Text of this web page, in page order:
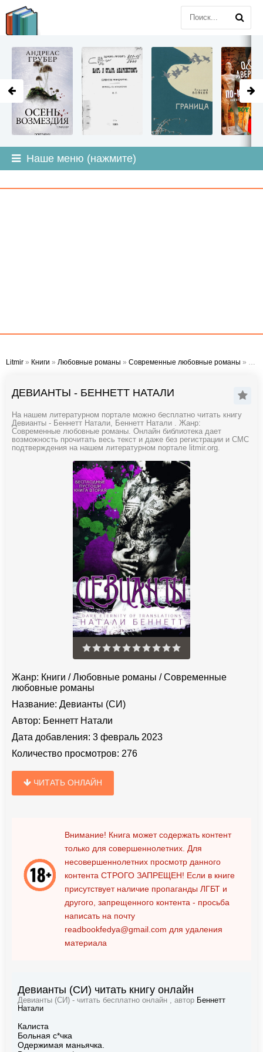
Наше меню (нажмите)
Litmir » Книги » Любовные романы » Современные любовные романы » Девианты - Беннетт Натали
ДЕВИАНТЫ - БЕННЕТТ НАТАЛИ
На нашем литературном портале можно бесплатно читать книгу
Девианты - Беннетт Натали, Беннетт Натали . Жанр:
Современные любовные романы. Онлайн библиотека дает
возможность прочитать весь текст и даже без регистрации и СМС
подтверждения на нашем литературном портале litmir.org.
Жанр: Книги /Любовные романы /Современные
любовные романы
Название: Девианты (СИ)
Автор: Беннетт Натали
Дата добавления: 3 февраль 2023
Количество просмотров: 276
ЧИТАТЬ ОНЛАЙН
Внимание! Книга может содержать контент
только для совершеннолетних. Для
несовершеннолетних просмотр данного
контента СТРОГО ЗАПРЕЩЕН! Если в книге
присутствует наличие пропаганды ЛГБТ и
другого, запрещенного контента - просьба
написать на почту
readbookfedya@gmail.com для удаления
материала
Девианты (СИ) читать книгу онлайн
Девианты (СИ) - читать бесплатно онлайн , автор Беннетт
Натали
Калиста
Больная с*чка
Одержимая маньячка.
LITMIR.ORG